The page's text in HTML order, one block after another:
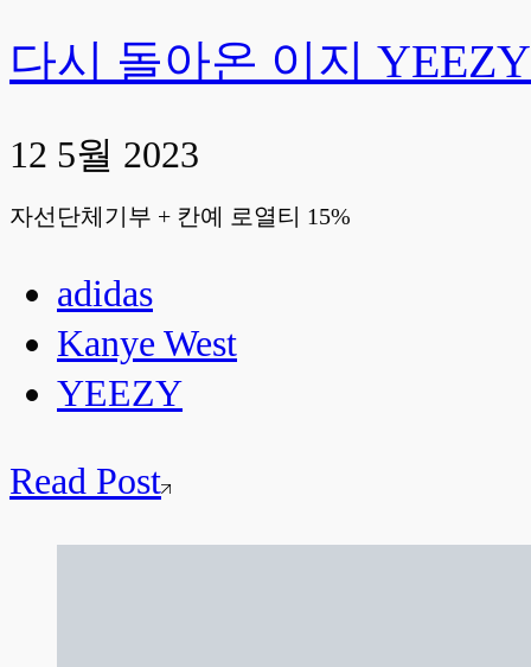
다시 돌아온 이지
12 5월 2023
자선단체기부 + 칸예 로열티 15%
adidas
Kanye West
YEEZY
Read Post